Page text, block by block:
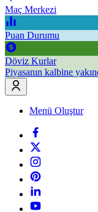
Maç Merkezi
Puan Durumu
Döviz Kurlar
Piyasanın kalbine
Menü Oluştur